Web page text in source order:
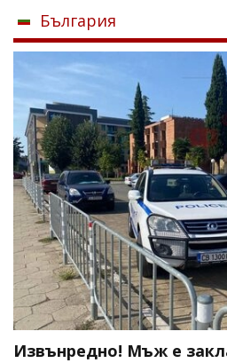
България
Извънредно! Мъж е